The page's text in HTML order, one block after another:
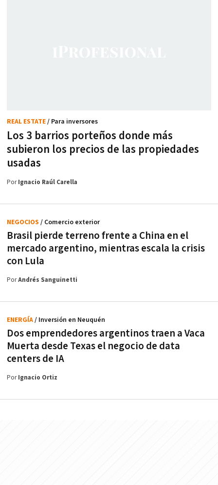
Los 3 barrios porteños donde más
subieron los precios de las propiedades
usadas
REAL ESTATE/ Para inversores
PorIgnacio Raúl Carella
Brasil pierde terreno frente a China en el
mercado argentino, mientras escala la crisis
con Lula
NEGOCIOS / Comercio exterior
PorAndrés Sanguinetti
Dos emprendedores argentinos traen a Vaca
Muerta desde Texas el negocio de data
centers de IA
ENERGÍA/ Inversión en Neuquén
PorIgnacio Ortiz